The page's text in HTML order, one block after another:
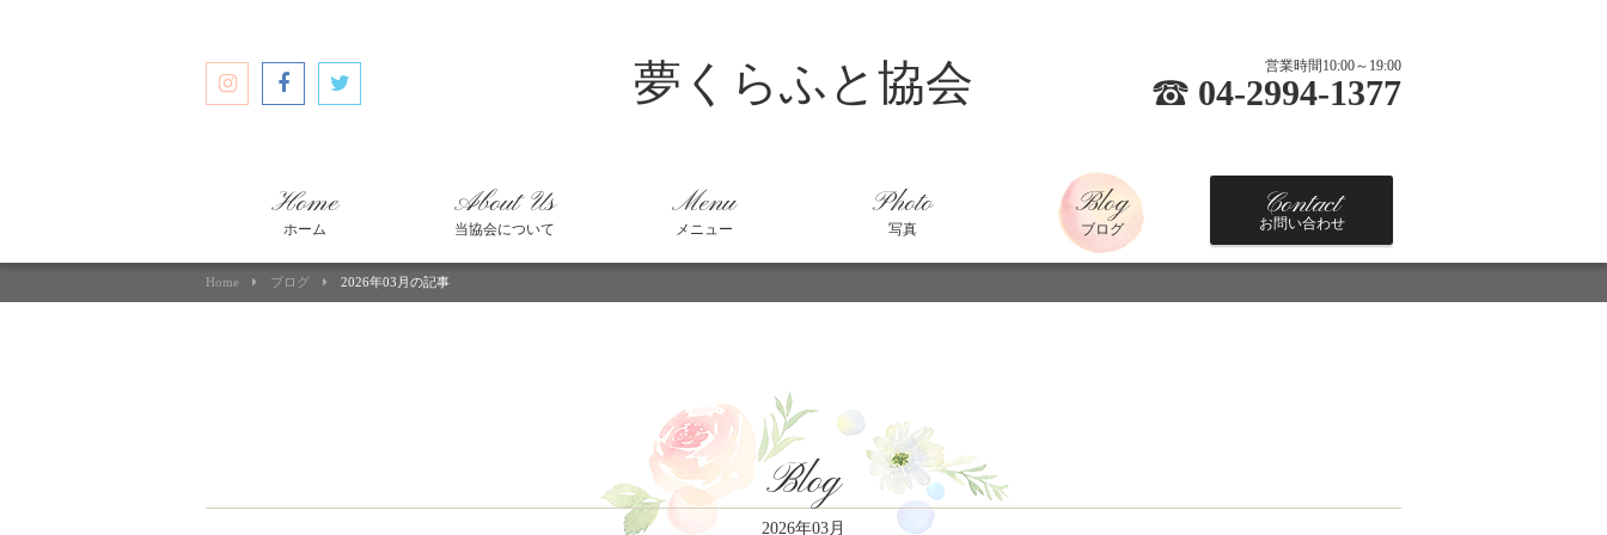
夢くらふと協会 営業時間10:00～19:00
04-2994-1377
Home
ホーム
About Us
当協会について
Menu
メニュー
Photo
写真
Blog
ブログ
Contact
お問い合わせ
Home ブログ 2026年03月の記事
Blog
2026年03月